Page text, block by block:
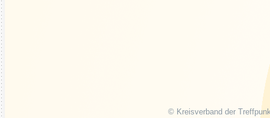
© Kreisverband der